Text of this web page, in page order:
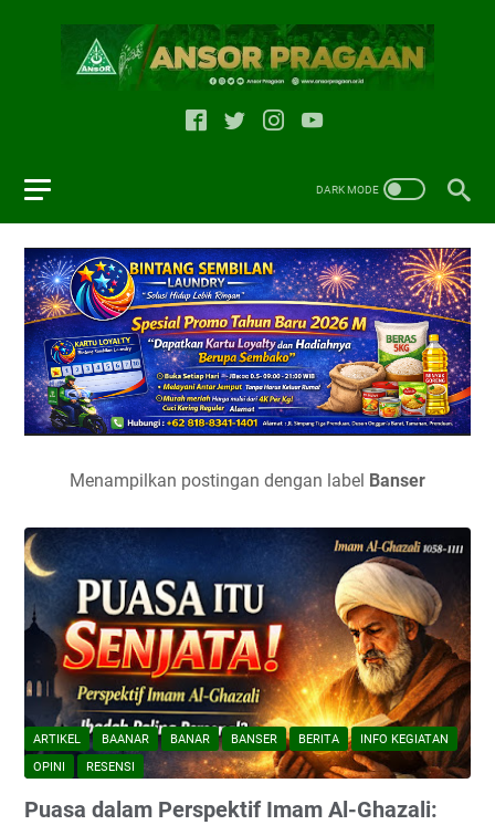
Menampilkan postingan dengan label Banser
ARTIKEL BAANAR BANAR BANSER BERITA
INFO KEGIATAN
OPINI
RESENSI
Puasa dalam Perspektif Imam Al-Ghazali: